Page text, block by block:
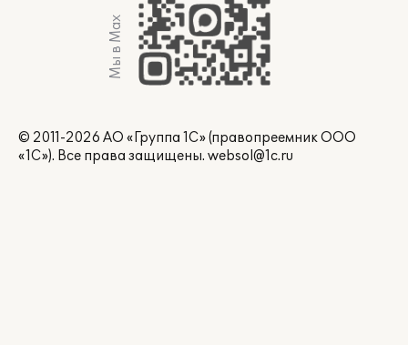
Мы в Max
© 2011-2026 АО «Группа 1С» (правопреемник ООО
«1С»). Все права защищены. websol@1c.ru